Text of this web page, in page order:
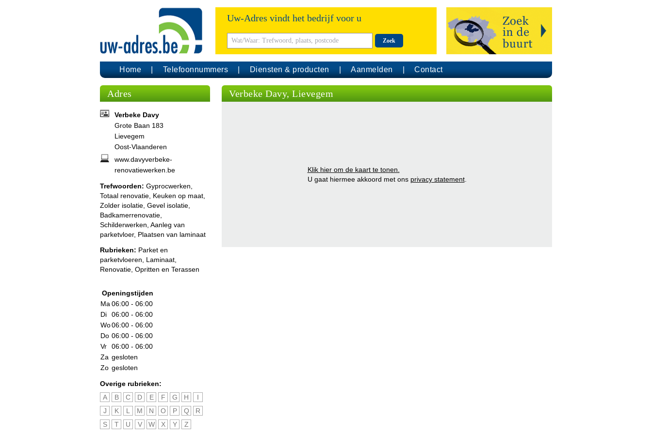
Uw-Adres vindt het bedrijf voor u
Zoek
Home Telefoonnummers Diensten & producten Aanmelden Contact
Adres
Verbeke Davy
Grote Baan 183
Lievegem
Oost-Vlaanderen
www.davyverbeke-
renovatiewerken.be
Trefwoorden: Gyprocwerken,
Totaal renovatie, Keuken op maat,
Zolder isolatie, Gevel isolatie,
Badkamerrenovatie,
Schilderwerken, Aanleg van
parketvloer, Plaatsen van laminaat
Rubrieken: Parket en
parketvloeren
Laminaat
Renovatie Opritten en Terassen
Openingstijden
Ma 06:00 - 06:00
Di
06:00 - 06:00
Wo06:00 - 06:00
Do 06:00 - 06:00
Vr
06:00 - 06:00
Za gesloten
Zo gesloten
Overige rubrieken:
A
B C D E F G H
I
J
K L M N O P Q
R
S
T U V W X Y Z
Verbeke Davy, Lievegem
Klik hier om de kaart te tonen.
U gaat hiermee akkoord met ons privacy statement.